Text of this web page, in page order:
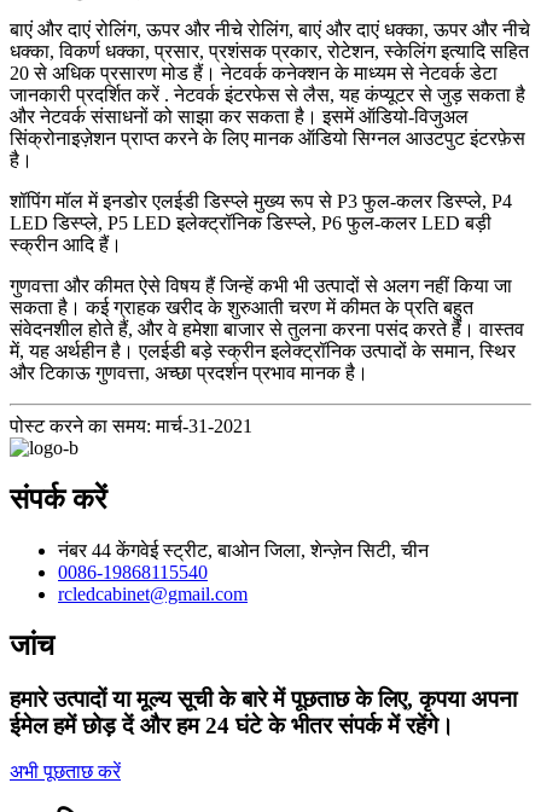
बाएं और दाएं रोलिंग, ऊपर और नीचे रोलिंग, बाएं और दाएं धक्का, ऊपर और नीचे
धक्का, विकर्ण धक्का, प्रसार, प्रशंसक प्रकार, रोटेशन, स्केलिंग इत्यादि सहित
20 से अधिक प्रसारण मोड हैं। नेटवर्क कनेक्शन के माध्यम से नेटवर्क डेटा
जानकारी प्रदर्शित करें . नेटवर्क इंटरफेस से लैस, यह कंप्यूटर से जुड़ सकता है
और नेटवर्क संसाधनों को साझा कर सकता है। इसमें ऑडियो-विजुअल
सिंक्रोनाइज़ेशन प्राप्त करने के लिए मानक ऑडियो सिग्नल आउटपुट इंटरफ़ेस
है।
शॉपिंग मॉल में इनडोर एलईडी डिस्प्ले मुख्य रूप से P3 फुल-कलर डिस्प्ले, P4
LED डिस्प्ले, P5 LED इलेक्ट्रॉनिक डिस्प्ले, P6 फुल-कलर LED बड़ी
स्क्रीन आदि हैं।
गुणवत्ता और कीमत ऐसे विषय हैं जिन्हें कभी भी उत्पादों से अलग नहीं किया जा
सकता है। कई ग्राहक खरीद के शुरुआती चरण में कीमत के प्रति बहुत
संवेदनशील होते हैं, और वे हमेशा बाजार से तुलना करना पसंद करते हैं। वास्तव
में, यह अर्थहीन है। एलईडी बड़े स्क्रीन इलेक्ट्रॉनिक उत्पादों के समान, स्थिर
और टिकाऊ गुणवत्ता, अच्छा प्रदर्शन प्रभाव मानक है।
पोस्ट करने का समय: मार्च-31-2021
संपर्क करें
नंबर 44 केंगवेई स्ट्रीट, बाओन जिला, शेन्ज़ेन सिटी, चीन
0086-19868115540
rcledcabinet@gmail.com
जांच
हमारे उत्पादों या मूल्य सूची के बारे में पूछताछ के लिए, कृपया अपना
ईमेल हमें छोड़ दें और हम 24 घंटे के भीतर संपर्क में रहेंगे।
अभी पूछताछ करें